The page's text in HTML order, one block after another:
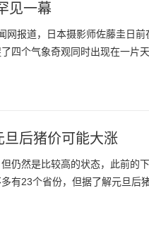
见一幕
网报道，日本摄影师佐藤圭日
四个气象奇观同时出现在一片
后猪价可能大涨
仍然是比较高的状态，此前的
有23个省份，但据了解元旦后